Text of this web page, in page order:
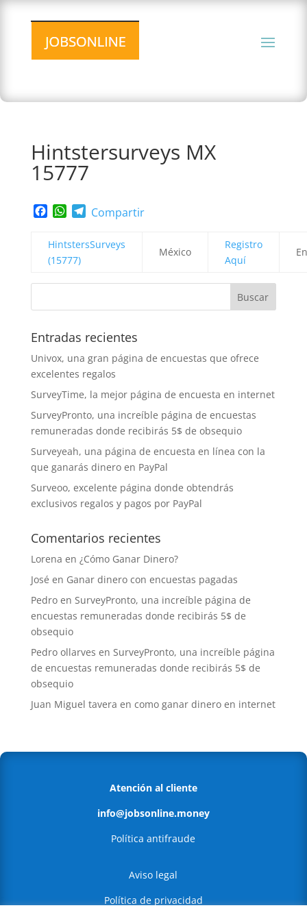
Hintstersurveys MX
15777
Facebook
WhatsApp
Telegram
Compartir
HintstersSurveys
(15777)
México
Registro
Aquí
Entradas recientes
Univox, una gran página de encuestas que ofrece
excelentes regalos
SurveyTime, la mejor página de encuesta en internet
SurveyPronto, una increíble página de encuestas
remuneradas donde recibirás 5$ de obsequio
Surveyeah, una página de encuesta en línea con la
que ganarás dinero en PayPal
Surveoo, excelente página donde obtendrás
exclusivos regalos y pagos por PayPal
Comentarios recientes
Lorena en ¿Cómo Ganar Dinero?
José en Ganar dinero con encuestas pagadas
Pedroen SurveyPronto, una increíble página de
encuestas remuneradas donde recibirás 5$ de
obsequio
Pedro ollarves en SurveyPronto, una increíble página
de encuestas remuneradas donde recibirás 5$ de
obsequio
Juan Miguel tavera en como ganar dinero en internet
Atención al cliente
info@jobsonline.money
Política antifraude
Aviso legal
Política de privacidad